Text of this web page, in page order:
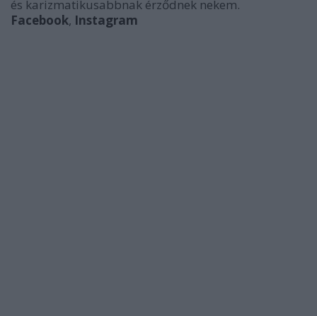
és karizmatikusabbnak érződnek nekem.
Facebook, Instagram